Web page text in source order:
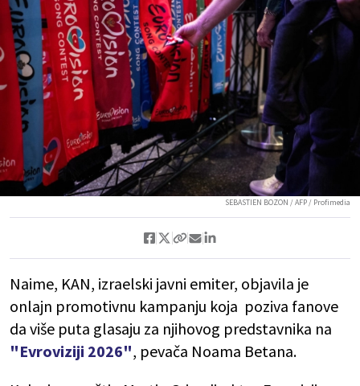
SEBASTIEN BOZON / AFP / Profimedia
Naime, KAN, izraelski javni emiter, objavila je
onlajn promotivnu kampanju koja poziva fanove
da više puta glasaju za njihovog predstavnika na
"Evroviziji 2026", pevača Noama Betana.